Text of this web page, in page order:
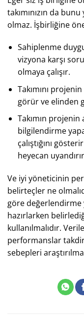
takımınızın da
olmaz. İşbirliğine
Sahiplenme
vizyona karşı
olmaya çalışır.
Takımını
görür ve elinden
Takımın
bilgilendirme
çalıştığını
heyecan uyandırır
Ve iyi yöneticinin
belirteçler ne
göre değerlendirme
hazırlarken
kullanılmalıdır.
performanslar
sebepleri